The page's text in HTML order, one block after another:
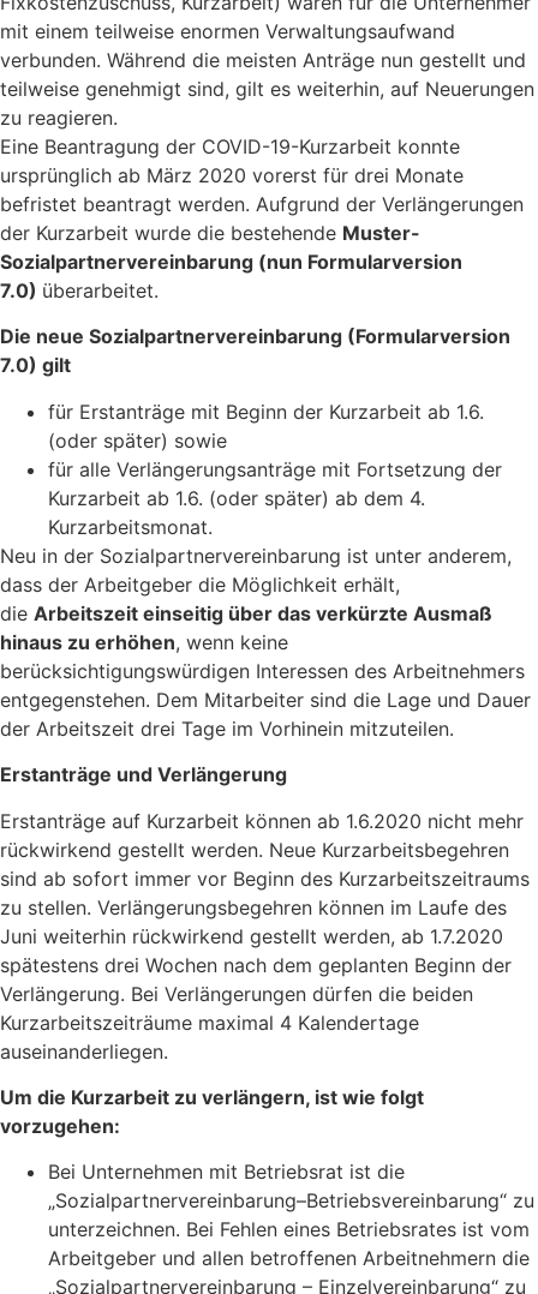
mit einem teilweise enormen Verwaltungsaufwand
verbunden. Während die meisten Anträge nun gestellt und
teilweise genehmigt sind, gilt es weiterhin, auf Neuerungen
zu reagieren.
Eine Beantragung der COVID-19-Kurzarbeit konnte
ursprünglich ab März 2020 vorerst für drei Monate
befristet beantragt werden. Aufgrund der Verlängerungen
der Kurzarbeit wurde die bestehende Muster-
Sozialpartnervereinbarung (nun Formularversion
7.0) überarbeitet.
Die neue Sozialpartnervereinbarung (Formularversion
7.0) gilt
für Erstanträge mit Beginn der Kurzarbeit ab 1.6.
(oder später) sowie
für alle Verlängerungsanträge mit Fortsetzung der
Kurzarbeit ab 1.6. (oder später) ab dem 4.
Kurzarbeitsmonat.
Neu in der Sozialpartnervereinbarung ist unter anderem,
dass der Arbeitgeber die Möglichkeit erhält,
die Arbeitszeit einseitig über das verkürzte Ausmaß
hinaus zu erhöhen, wenn keine
berücksichtigungswürdigen Interessen des Arbeitnehmers
entgegenstehen. Dem Mitarbeiter sind die Lage und Dauer
der Arbeitszeit drei Tage im Vorhinein mitzuteilen.
Erstanträge und Verlängerung
Erstanträge auf Kurzarbeit können ab 1.6.2020 nicht mehr
rückwirkend gestellt werden. Neue Kurzarbeitsbegehren
sind ab sofort immer vor Beginn des Kurzarbeitszeitraums
zu stellen. Verlängerungsbegehren können im Laufe des
Juni weiterhin rückwirkend gestellt werden, ab 1.7.2020
spätestens drei Wochen nach dem geplanten Beginn der
Verlängerung. Bei Verlängerungen dürfen die beiden
Kurzarbeitszeiträume maximal 4 Kalendertage
auseinanderliegen.
Um die Kurzarbeit zu verlängern, ist wie folgt
vorzugehen:
Bei Unternehmen mit Betriebsrat ist die
„Sozialpartnervereinbarung–Betriebsvereinbarung“ zu
unterzeichnen. Bei Fehlen eines Betriebsrates ist vom
Arbeitgeber und allen betroffenen Arbeitnehmern die
„Sozialpartnervereinbarung – Einzelvereinbarung“ zu